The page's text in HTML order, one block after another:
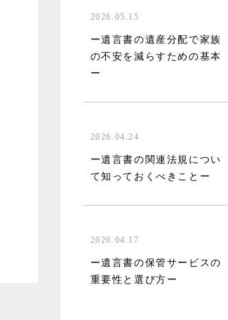
2026.05.15
ー遺言書の遺産分配で家族
の不安を減らすための基本
ー
2026.04.24
ー遺言書の関連法規につい
て知っておくべきことー
2026.04.17
ー遺言書の保管サービスの
重要性と選び方ー